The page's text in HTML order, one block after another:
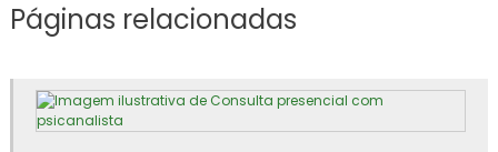
Consulta de aromaterapia online
Consulta de cone hindu
Páginas relacionadas